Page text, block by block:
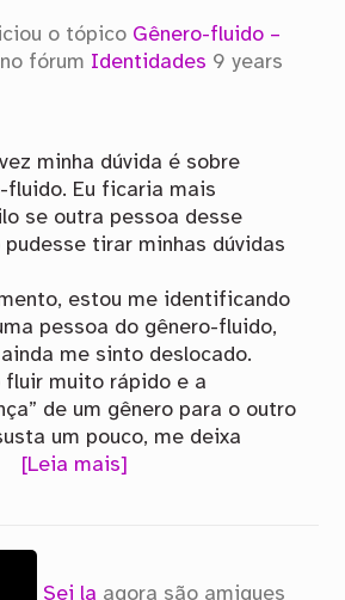
o tópico Gênero-fluido –
no fórum Identidades 9 years
minha dúvida é sobre
fluido. Eu ficaria mais
se outra pessoa desse
pudesse tirar minhas dúvidas
estou me identificando
pessoa do gênero-fluido,
me sinto deslocado.
fluir muito rápido e a
de um gênero para o outro
um pouco, me deixa
[Leia mais]
Sei la agora são amigues